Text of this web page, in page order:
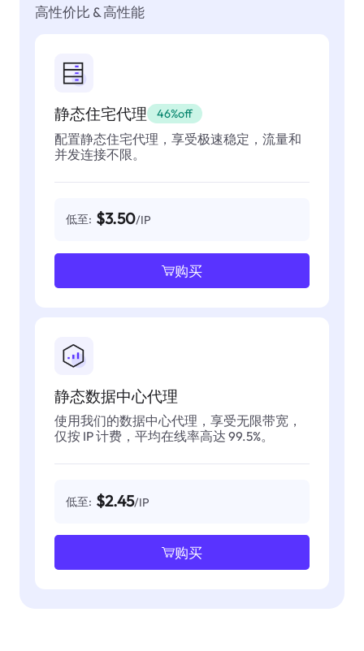
高性价比 & 高性能
静态住宅代理 46%off
配置静态住宅代理，享受极速稳定，流量和
并发连接不限。
低至: $3.50/IP
购买
静态数据中心代理
使用我们的数据中心代理，享受无限带宽，
仅按 IP 计费，平均在线率高达 99.5%。
低至: $2.45/IP
购买